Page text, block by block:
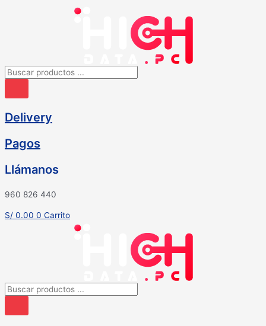
Búsqueda
productos
Delivery
Pagos
Llámanos
960 826 440
S/ 0.00 0 Carrito
Búsqueda
productos